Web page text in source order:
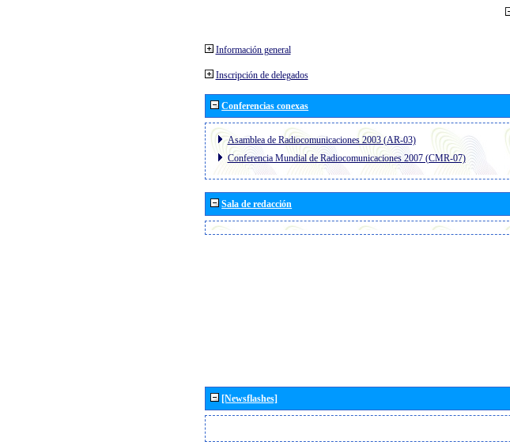
Información general
Inscripción de delegados
Conferencias conexas
Asamblea de Radiocomunicaciones 2003 (AR-03)
Conferencia Mundial de Radiocomunicaciones 2007 (CMR-07)
Sala de redacción
[Newsflashes]